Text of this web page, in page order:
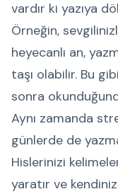
vardır ki yazıya
Örneğin,
heyecanlı an,
taşı olabilir. Bu
sonra
Aynı zamanda
günlerde de
Hislerinizi
yaratır ve